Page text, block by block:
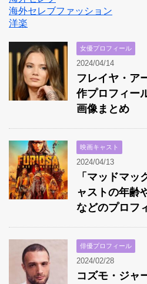
海外セレブファッション
洋楽
女優プロフィール
2024/04/14
フレイヤ・ア
作プロフィー
画像まとめ
映画キャスト
2024/04/13
「マッドマッ
ャストの年齢
などのプロフ
俳優プロフィール
2024/02/28
コズモ・ジャ